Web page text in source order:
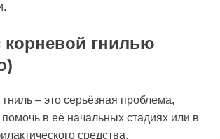
корневой гнилью
– это серьёзная проблема,
в её начальных стадиях или в
средства.